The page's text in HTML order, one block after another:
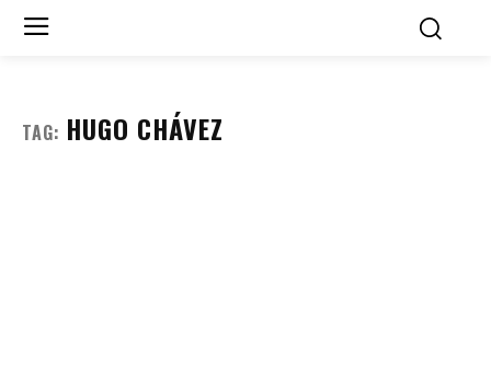
TAG: HUGO CHÁVEZ